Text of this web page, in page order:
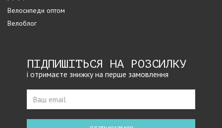
Велосипеди оптом
Велоблог
ПІДПИШІТЬСЯ НА РОЗСИЛКУ
і отримаєте знижку на перше замовлення